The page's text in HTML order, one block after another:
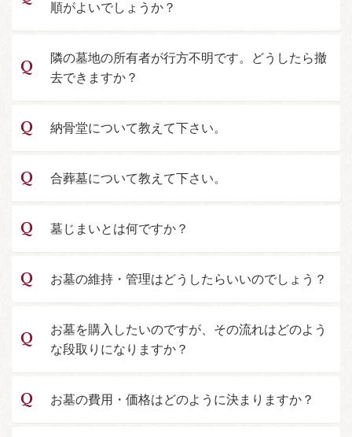
順がよいでしょうか？
隣の墓地の所有者が行方不明です。どうしたら撤
去できますか？
納骨堂について教えて下さい。
合葬墓について教えて下さい。
墓じまいとは何ですか？
お墓の維持・管理はどうしたらいいのでしょう？
お墓を購入したいのですが、その流れはどのよう
な段取りになりますか？
お墓の費用・価格はどのように決まりますか？